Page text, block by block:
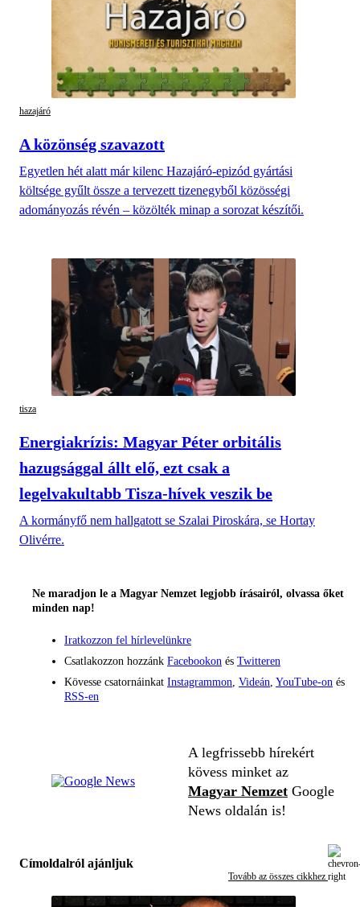
hazajáró
A közönség szavazott
Egyetlen hét alatt már kilenc Hazajáró-epizód gyártási
költsége gyűlt össze a tervezett tizenegyből közösségi
adományozás révén – közölték minap a sorozat készítői.
tisza
Energiakrízis: Magyar Péter orbitális
hazugsággal állt elő, ezt csak a
legelvakultabb Tisza-hívek veszik be
A kormányfő nem hallgatott se Szalai Piroskára, se Hortay
Olivérre.
Ne maradjon le a Magyar Nemzet legjobb írásairól, olvassa őket
minden nap!
Iratkozzon fel hírlevelünkre
Csatlakozzon hozzánk Facebookon és Twitteren
Kövesse csatornáinkat Instagrammon Videán YouTube-on és
RSS-en
A legfrissebb hírekért
kövess minket az
Magyar Nemzet Google
News oldalán is!
Címoldalról ajánljuk
Tovább az összes cikkhez